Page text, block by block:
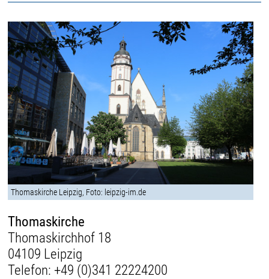
Thomaskirche Leipzig, Foto: leipzig-im.de
Thomaskirche
Thomaskirchhof 18
04109 Leipzig
Telefon: +49 (0)341 22224200